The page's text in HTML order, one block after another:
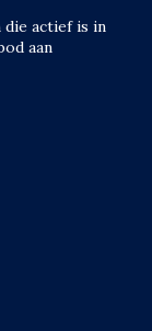
actief is in
aan